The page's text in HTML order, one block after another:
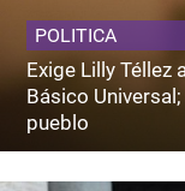
POLITICA
Exige Lilly Téllez
Básico
pueblo